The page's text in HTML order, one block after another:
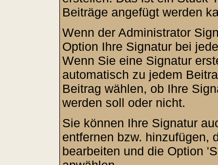
Beiträge angefügt werden
Wenn der Administrator
Option Ihre Signatur bei
Wenn Sie eine Signatur
automatisch zu jedem
Beitrag wählen, ob Ihre
werden soll oder nicht.
Sie können Ihre Signatur
entfernen bzw. hinzufügen,
bearbeiten und die Option